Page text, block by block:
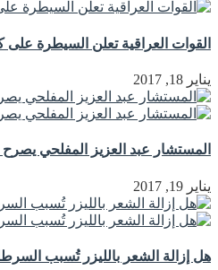
القوات العراقية تعلن السيطرة
يناير 18, 2017
المستشار عبد العزيز المفلحي
يناير 19, 2017
هل إزالة الشعر بالليزر تُسبب